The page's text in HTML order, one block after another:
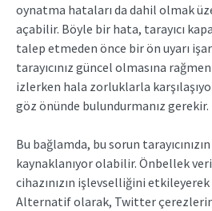
oynatma hataları da dahil olmak
açabilir. Böyle bir hata, tarayıcı
talep etmeden önce bir ön uyarı
tarayıcınız güncel olmasına
izlerken hala zorluklarla
göz önünde bulundurmanız gerekir.
Bu bağlamda, bu sorun
kaynaklanıyor olabilir. Önbellek
cihazınızın işlevselliğini
Alternatif olarak, Twitter